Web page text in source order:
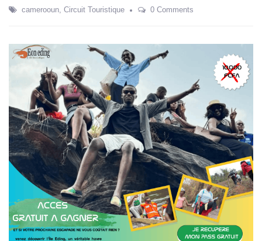
SEP
camerooun, Circuit Touristique 0 Comments